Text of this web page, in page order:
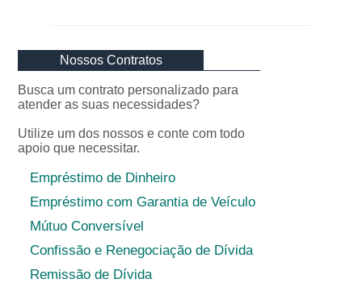
Nossos Contratos
Busca um contrato personalizado para
atender as suas necessidades?
Utilize um dos nossos e conte com todo
apoio que necessitar.
Empréstimo de Dinheiro
Empréstimo com Garantia de Veículo
Mútuo Conversível
Confissão e Renegociação de Dívida
Remissão de Dívida